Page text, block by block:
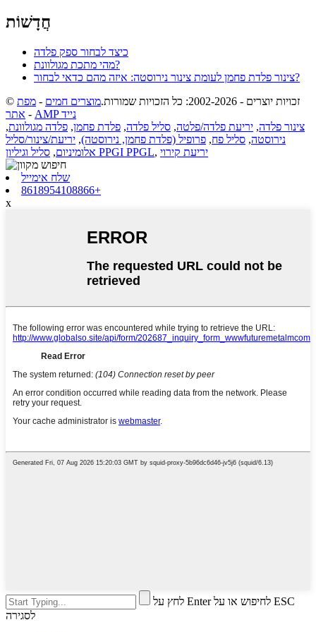
חֲדָשׁוֹת
כיצד לבחור ספק פלדה
מהי מתכת מגולוונת?
צינור פלדת פחמן לעומת צינור נירוסטה: איזה מהם כדאי לבחור?
© זכויות יוצרים - 2002-2026: כל הזכויות שמורות.
מוצרים חמים - מפת
אתר -
AMP נייד
צינור פלדה, יריעת פלדה/פלטה, סליל פלדה, פלדת פחמן, פלדה מגולוונת,
נירוסטה, סליל פח, פרופיל (פלדת פחמן, נירוסטה), יריעת/צינור/סליל
אלומיניום, סליל וגיליון PPGI PPGL, יריעת קירוי
שלח אימייל
8618954108866+
x
לחץ על Enter לחיפוש או על ESC
לסגירה